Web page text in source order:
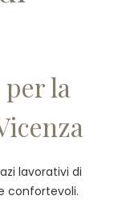
la
lavorativi di
confortevoli.